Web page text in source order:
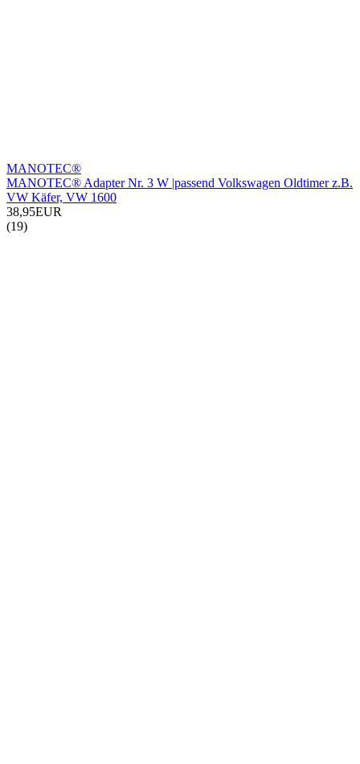
MANOTEC®
MANOTEC® Adapter Nr. 3 W |passend Volkswagen Oldtimer z.B.
VW Käfer, VW 1600
38,95EUR
(19)